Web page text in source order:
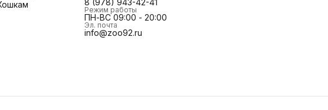
Режим работы
ПН-ВС 09:00 - 20:00
Эл. почта
info@zoo92.ru